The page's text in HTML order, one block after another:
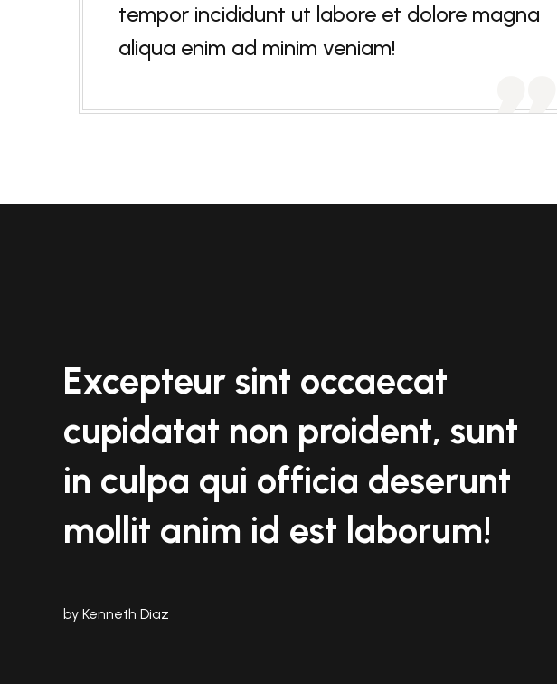
tempor incididunt ut labore et dolore magna
aliqua enim ad minim veniam!

Excepteur sint occaecat
cupidatat non proident, sunt
in culpa qui officia deserunt
mollit anim id est laborum!
by Kenneth Diaz